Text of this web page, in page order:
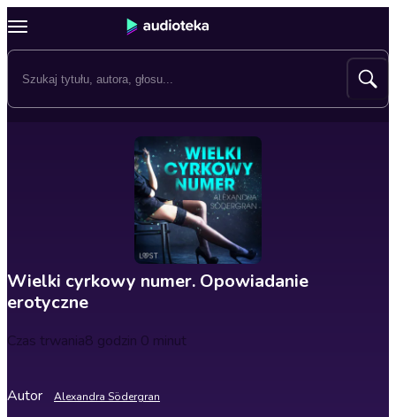
Wielki cyrkowy numer. Opowiadanie
erotyczne
Czas trwania8 godzin 0 minut
Autor Alexandra Södergran